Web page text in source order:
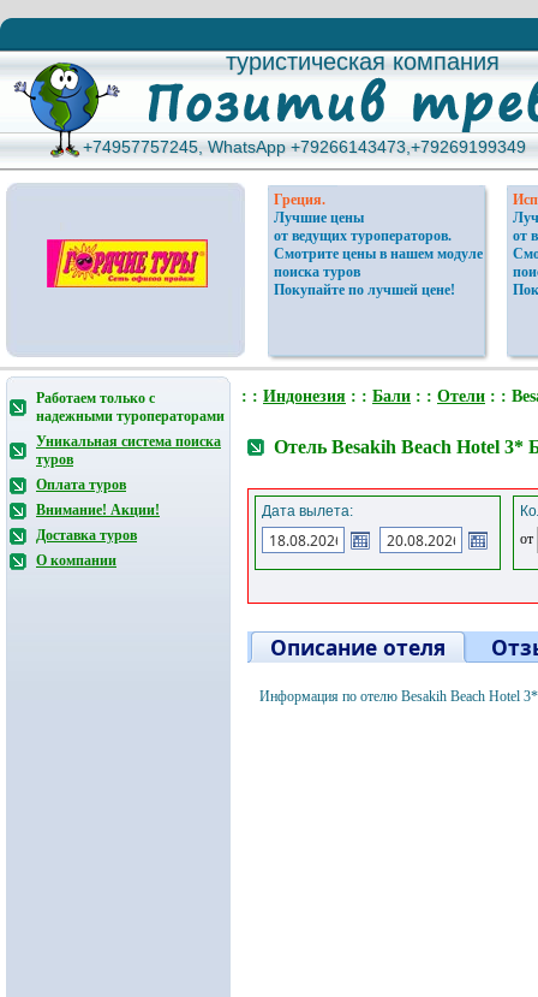
туристическая компания
туристическая компания
+74957757245, WhatsApp +79266143473,+79269199349
+74957757245, WhatsApp +79266143473,+79269199349
Греция.
Лучшие цены
от ведущих туроператоров.
Смотрите цены в нашем модуле
поиска туров
Покупайте по лучшей цене!
от
Работаем только с
надежными туроператорами
Уникальная система поиска
туров
Оплата туров
Внимание! Акции!
Доставка туров
О компании
: : Индонезия : : Бали : : Отели : :
Отель Besakih Beach Hotel 3*
Дата вылета:
от
Описание отеля
Информация по отелю Besakih Beach Hotel